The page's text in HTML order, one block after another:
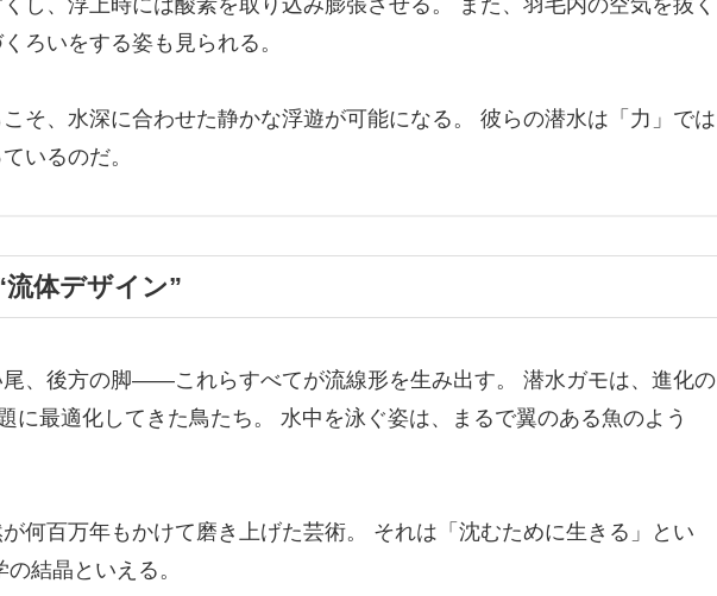
ろいをする姿も見られる。
そ、水深に合わせた静かな浮遊が可能になる。 彼らの潜水は「力」では
いるのだ。
体デザイン”
、後方の脚――これらすべてが流線形を生み出す。 潜水ガモは、進化の
に最適化してきた鳥たち。 水中を泳ぐ姿は、まるで翼のある魚のよう
何百万年もかけて磨き上げた芸術。 それは「沈むために生きる」とい
結晶といえる。